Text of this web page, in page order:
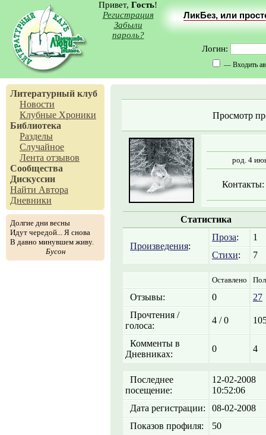
Привет, Гость!
Регистрация
Забыли
пароль?
ЛикБез, или
Логин:
— Входить
Литературный клуб
Новости
Клубные Хроники
Библиотека
Разделы
Случайное
Лента отзывов
Сообщества
Дискуссии
Найти Автора
Дневники
Долгие дни весны
Идут чередой... Я снова
В давно минувшем живу.
Бусон
Просмотр
род. 4
Контакты:
Статистика
Произведения:
Проза:
1
Стихи: 7
Оставлено
Отзывы: 0
27
Прочтения /
голоса:
4 / 0
Комменты в
Дневниках:
0 4
Последнее
посещение:
12-02-2008
10:52:06
Дата регистрации:
08-02-2008
Показов профиля:
50